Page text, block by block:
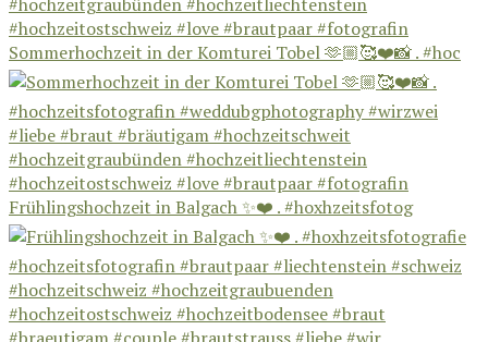
Sommerhochzeit in der Komturei Tobel 🫶🏼🥰❤️📸 . #hoc
Frühlingshochzeit in Balgach ✨❤️ . #hoxhzeitsfotog